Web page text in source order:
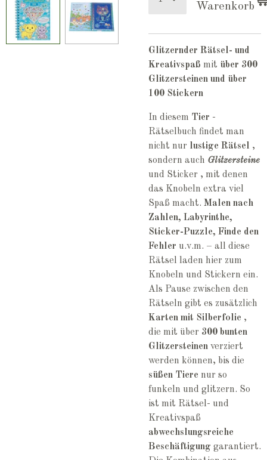
Warenkorb
Glitzernder Rätsel- und
Kreativspaß mit über 300
Glitzersteinen und über
100 Stickern
In diesem Tier -
Rätselbuch findet man
nicht nur lustige Rätsel ,
sondern auch Glitzersteine
und Sticker , mit denen
das Knobeln extra viel
Spaß macht. Malen nach
Zahlen, Labyrinthe,
Sticker-Puzzle, Finde den
Fehler u.v.m. – all diese
Rätsel laden hier zum
Knobeln und Stickern ein.
Als Pause zwischen den
Rätseln gibt es zusätzlich
Karten mit Silberfolie ,
die mit über 300 bunten
Glitzersteinen verziert
werden können, bis die
süßen Tiere nur so
funkeln und glitzern. So
ist mit Rätsel- und
Kreativspaß
abwechslungsreiche
Beschäftigung garantiert.